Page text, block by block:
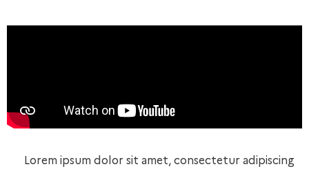
Lorem ipsum dolor sit amet, consectetur adipiscing